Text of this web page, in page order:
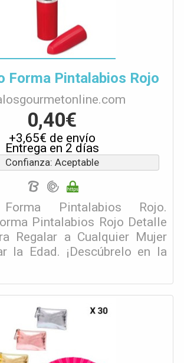
Forma Pintalabios Rojo
0,40€
+3,65€ de envío
Entrega en 2 días
Confianza: Aceptable
Pintalabios Rojo.
Pintalabios Rojo Detalle
Regalar a Cualquier Mujer
la Edad. ¡Descúbrelo en la